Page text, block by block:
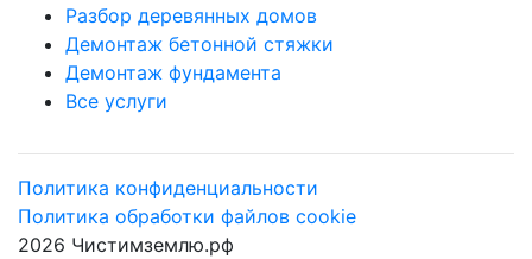
Разбор деревянных домов
Демонтаж бетонной стяжки
Демонтаж фундамента
Все услуги
Политика конфиденциальности
Политика обработки файлов cookie
2026 Чистимземлю.рф